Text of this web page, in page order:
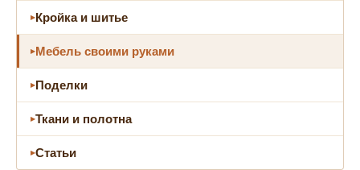
Кройка и шитье
Мебель своими руками
Поделки
Ткани и полотна
Статьи